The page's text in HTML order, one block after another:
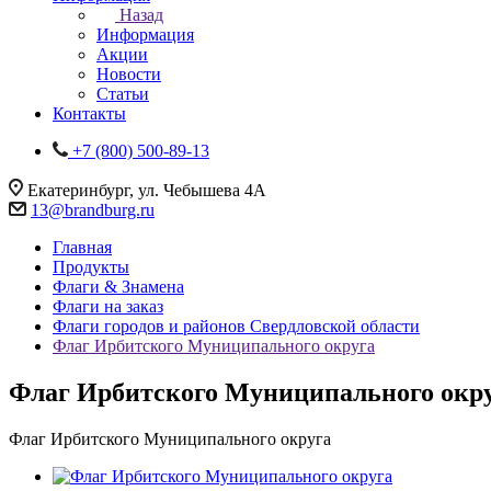
Назад
Информация
Акции
Новости
Статьи
Контакты
+7 (800) 500-89-13
Екатеринбург, ул. Чебышева 4А
13@brandburg.ru
Главная
Продукты
Флаги & Знамена
Флаги на заказ
Флаги городов и районов Свердловской области
Флаг Ирбитского Муниципального округа
Флаг Ирбитского Муниципального
Флаг Ирбитского Муниципального округа